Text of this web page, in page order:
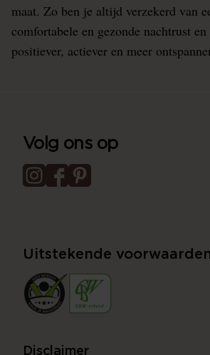
maat. Zo ben je altijd verzekerd van
comfortabele en gezonde nachtrust en
positiever, actiever en meer
Volg ons op
Uitstekende voorwaarden
Disclaimer